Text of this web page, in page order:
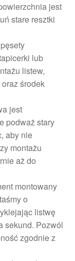
jest
stare resztki
lub
listew,
środek
jest
podważ stary
aby nie
montażu
aż do
montowany
o
listwę
sekund. Pozwól
zgodnie z